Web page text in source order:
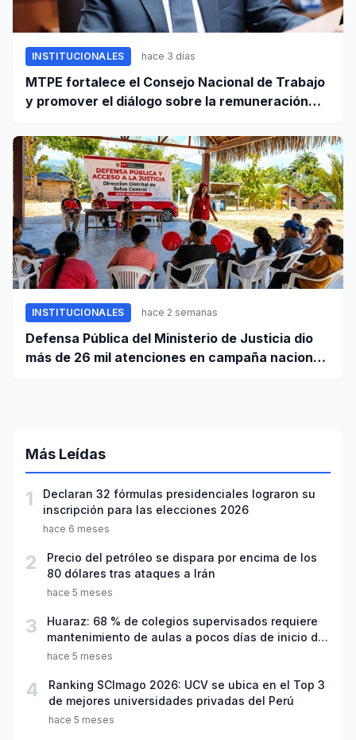
INSTITUCIONALES hace 3 días
MTPE fortalece el Consejo Nacional de Trabajo
y promover el diálogo sobre la remuneración
INSTITUCIONALES hace 2 semanas
Defensa Pública del Ministerio de Justicia dio
más de 26 mil atenciones en campaña nacional
Más Leídas
1
Declaran 32 fórmulas presidenciales lograron su
inscripción para las elecciones 2026
hace 6 meses
2
Precio del petróleo se dispara por encima de los
80 dólares tras ataques a Irán
hace 5 meses
3
Huaraz: 68 % de colegios supervisados requiere
mantenimiento de aulas a pocos días de inicio del
año escolar 2026
hace 5 meses
4
Ranking SCImago 2026: UCV se ubica en el Top 3
de mejores universidades privadas del Perú
hace 5 meses